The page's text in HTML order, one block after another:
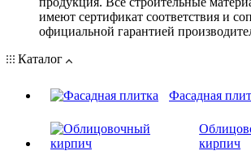
имеют сертификат соответствия и
официальной гарантией
Каталог
Фасадная
кирпич